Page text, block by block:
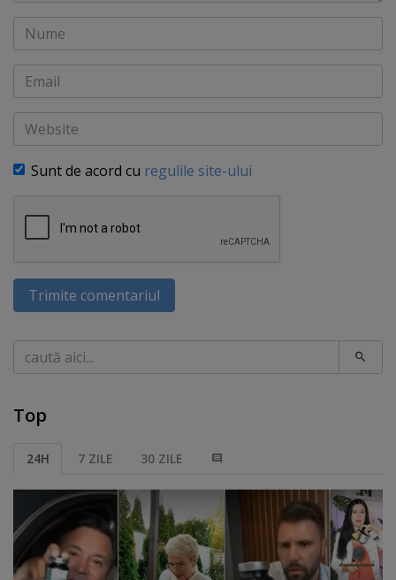
Nume
Email
Website
Sunt de acord cu regulile site-ului
Trimite comentariul
Caută
Top
24H 7 ZILE 30 ZILE